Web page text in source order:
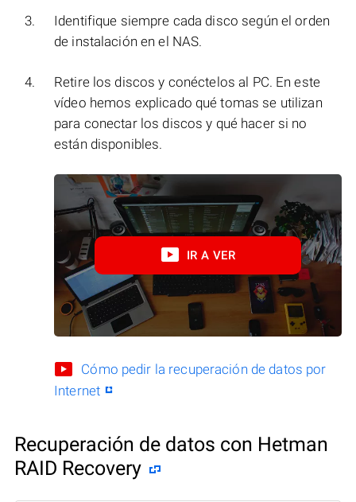
Identifique siempre cada disco según el orden
de instalación en el NAS.
Retire los discos y conéctelos al PC. En este
vídeo hemos explicado qué tomas se utilizan
para conectar los discos y qué hacer si no
están disponibles.
IR A VER
Cómo pedir la recuperación de datos por
Internet
Recuperación de datos con Hetman
RAID Recovery